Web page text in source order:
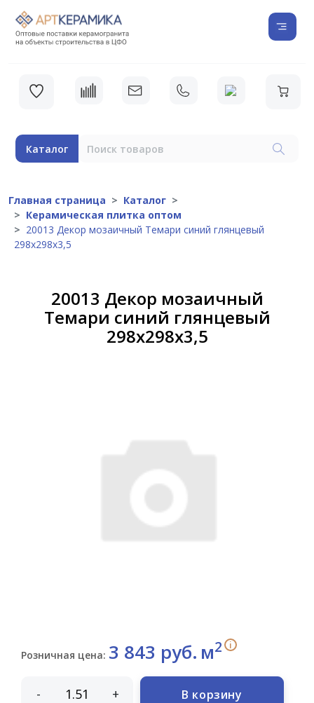
Каталог
Главная страница
Каталог
Керамическая плитка оптом
20013 Декор мозаичный Темари синий глянцевый
298х298х3,5
20013 Декор мозаичный
Темари синий глянцевый
298х298х3,5
Розничная цена: 3 843 руб. м2 i
- + В корзину